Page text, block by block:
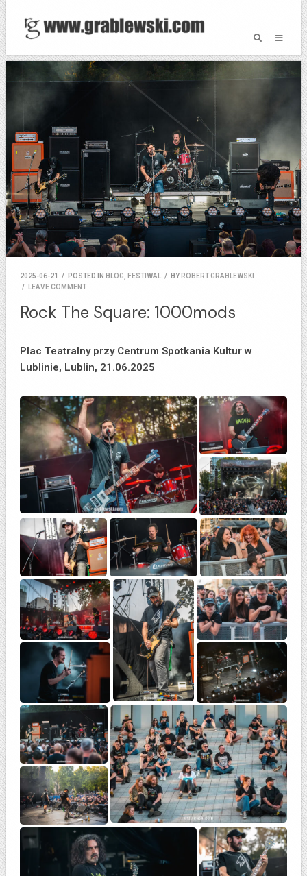
2025-06-21 / POSTED IN BLOG FESTIWAL / BY ROBERT GRABLEWSKI
/
LEAVE COMMENT
Rock The Square: 1000mods
Plac Teatralny przy Centrum Spotkania Kultur w
Lublinie, Lublin, 21.06.2025